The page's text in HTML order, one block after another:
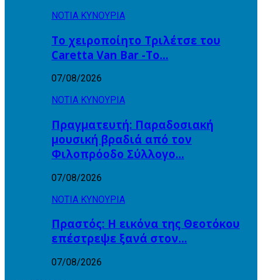
ΝΟΤΙΑ ΚΥΝΟΥΡΙΑ
Το χειροποίητο Τριλέτσε του
Caretta Van Bar -Το…
07/08/2026
ΝΟΤΙΑ ΚΥΝΟΥΡΙΑ
Πραγματευτή: Παραδοσιακή
μουσική βραδιά από τον
Φιλοπρόοδο Σύλλογο…
07/08/2026
ΝΟΤΙΑ ΚΥΝΟΥΡΙΑ
Πραστός: Η εικόνα της Θεοτόκου
επέστρεψε ξανά στον…
07/08/2026